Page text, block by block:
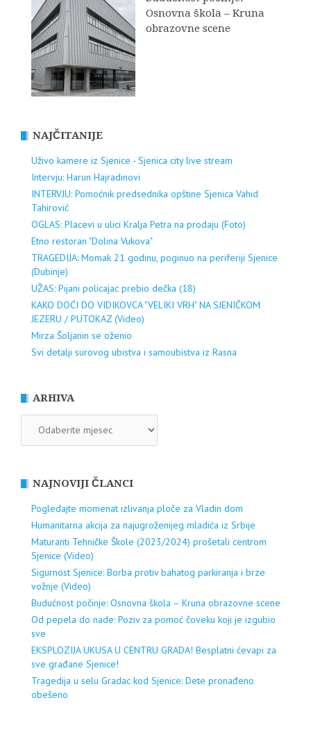
Osnovna škola – Kruna
obrazovne scene
NAJČITANIJE
Uživo kamere iz Sjenice - Sjenica city live stream
Intervju: Harun Hajradinovi
INTERVJU: Pomoćnik predsednika opštine Sjenica Vahid
Tahirović
OGLAS: Placevi u ulici Kralja Petra na prodaju (Foto)
Etno restoran "Dolina Vukova"
TRAGEDIJA: Momak 21 godinu, poginuo na periferiji Sjenice
(Dubinje)
UŽAS: Pijani policajac prebio dečka (18)
KAKO DOĆI DO VIDIKOVCA "VELIKI VRH" NA SJENIČKOM
JEZERU / PUTOKAZ (Video)
Mirza Šoljanin se oženio
Svi detalji surovog ubistva i samoubistva iz Rasna
ARHIVA
NAJNOVIJI ČLANCI
Pogledajte momenat izlivanja ploče za Vladin dom
Humanitarna akcija za najugroženijeg mladića iz Srbije
Maturanti Tehničke Škole (2023/2024) prošetali centrom
Sjenice (Video)
Sigurnost Sjenice: Borba protiv bahatog parkiranja i brze
vožnje (Video)
Budućnost počinje: Osnovna škola – Kruna obrazovne scene
Od pepela do nade: Poziv za pomoć čoveku koji je izgubio
sve
EKSPLOZIJA UKUSA U CENTRU GRADA! Besplatni ćevapi za
sve građane Sjenice!
Tragedija u selu Gradac kod Sjenice: Dete pronađeno
obešeno